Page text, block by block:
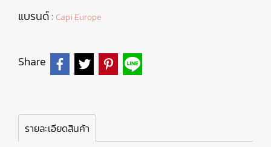
แบรนด์ :Capi Europe
Share
รายละเอียดสินค้า